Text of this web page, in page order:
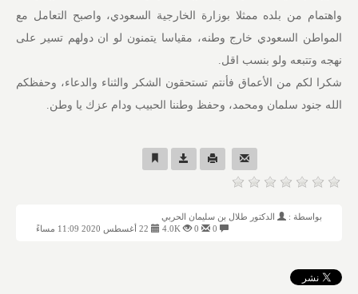
واهتمام من بلده ممثلا بوزارة الخارجية السعودي، واصبح التعامل مع
المواطن السعودي خارج وطنه، مقياسا يتمنون لو ان دولهم تسير على
نهجه وتتبعه ولو بنسب اقل.
شكرا لكم من الأعماق فأنتم تستحقون الشكر والثناء والدعاء، وحفظكم
الله جنود سلمان ومحمد، وحفظ وطننا الحبيب ودام عزك يا وطن.
بواسطة :
الدكتور طلال بن سليمان الحربي
4.0K